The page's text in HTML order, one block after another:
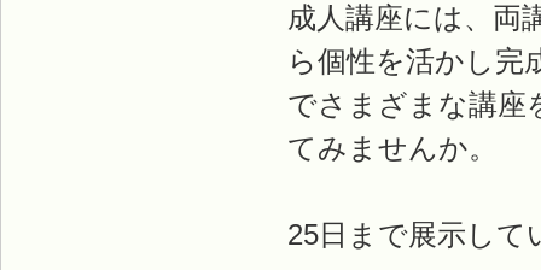
成人講座には、両
ら個性を活かし完
でさまざまな講座
てみませんか。
25日まで展示し